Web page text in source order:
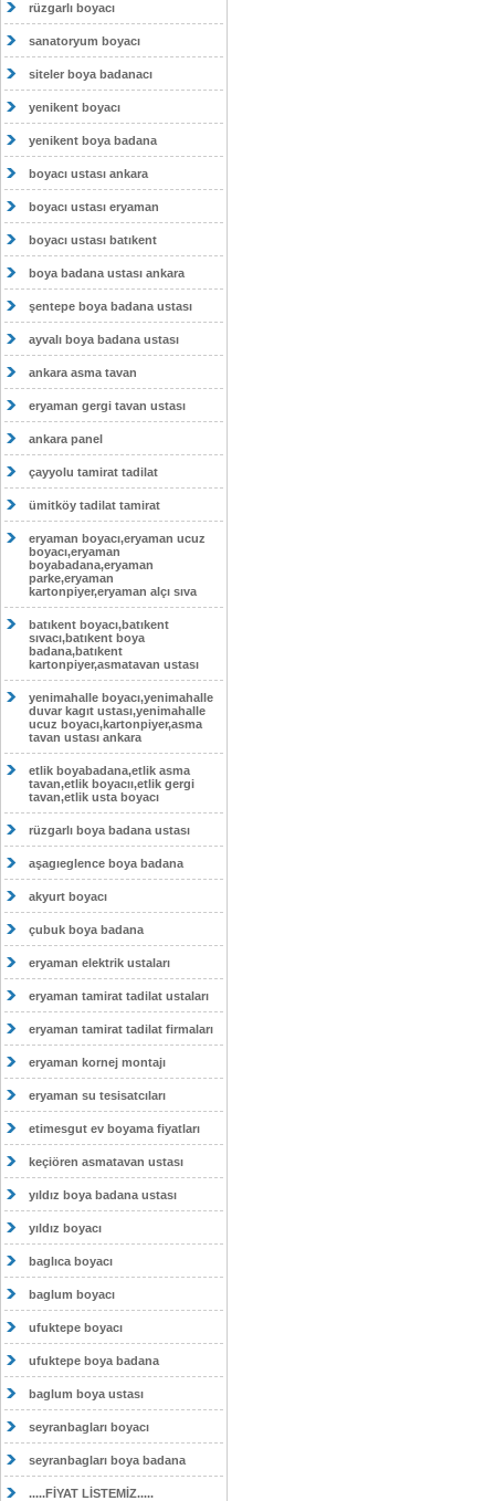
rüzgarlı boyacı
sanatoryum boyacı
siteler boya badanacı
yenikent boyacı
yenikent boya badana
boyacı ustası ankara
boyacı ustası eryaman
boyacı ustası batıkent
boya badana ustası ankara
şentepe boya badana ustası
ayvalı boya badana ustası
ankara asma tavan
eryaman gergi tavan ustası
ankara panel
çayyolu tamirat tadilat
ümitköy tadilat tamirat
eryaman boyacı,eryaman ucuz
boyacı,eryaman
boyabadana,eryaman
parke,eryaman
kartonpiyer,eryaman alçı sıva
batıkent boyacı,batıkent
sıvacı,batıkent boya
badana,batıkent
kartonpiyer,asmatavan ustası
yenimahalle boyacı,yenimahalle
duvar kagıt ustası,yenimahalle
ucuz boyacı,kartonpiyer,asma
tavan ustası ankara
etlik boyabadana,etlik asma
tavan,etlik boyacıı,etlik gergi
tavan,etlik usta boyacı
rüzgarlı boya badana ustası
aşagıeglence boya badana
akyurt boyacı
çubuk boya badana
eryaman elektrik ustaları
eryaman tamirat tadilat ustaları
eryaman tamirat tadilat firmaları
eryaman kornej montajı
eryaman su tesisatcıları
etimesgut ev boyama fiyatları
keçiören asmatavan ustası
yıldız boya badana ustası
yıldız boyacı
baglıca boyacı
baglum boyacı
ufuktepe boyacı
ufuktepe boya badana
baglum boya ustası
seyranbagları boyacı
seyranbagları boya badana
.....FİYAT LİSTEMİZ.....